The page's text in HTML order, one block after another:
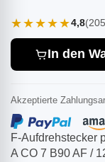
F-Aufdrehstecker
A CO 7 B90 AF /
★★★★★4,8
In den
Akzeptierte